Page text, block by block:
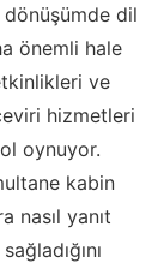
dil
önemli hale
ve
hizmetleri
oynuyor.
kabin
nasıl yanıt